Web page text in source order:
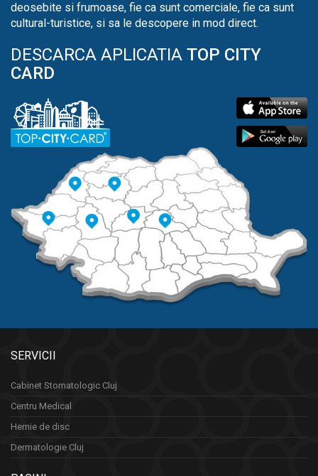
deosebite si frumoase, fie ca sunt comerciale, fie ca sunt
cultural-turistice, si sa le descopere in mod direct.
DESCARCA APLICATIA TOP CITY
CARD
SERVICII
Cabinet Stomatologic Cluj
Centru Medical
Hernie de disc
Dermatologie Cluj